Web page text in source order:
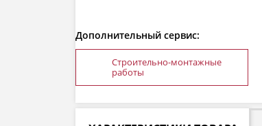
Дополнительный сервис:
Строительно-монтажные
работы